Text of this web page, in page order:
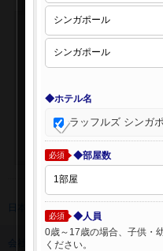
日本旅行 トップ
◆ホテル名
ラッフルズ シンガ
必須 ◆部屋数
必須
◆人員
0歳～17歳の場合、子供・
ください。